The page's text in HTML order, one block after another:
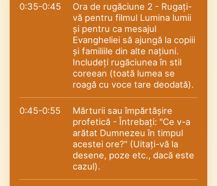
0:35-0:45
Ora de rugăciune 2 - Rugați-
vă pentru filmul Lumina lumii
și pentru ca mesajul
Evangheliei să ajungă la copiii
și familiile din alte națiuni.
Includeți rugăciunea în stil
coreean (toată lumea se
roagă cu voce tare deodată).
0:45-0:55
Mărturii sau împărtășire
profetică - Întrebați: "Ce v-a
arătat Dumnezeu în timpul
acestei ore?" (Uitați-vă la
desene, poze etc., dacă este
cazul).